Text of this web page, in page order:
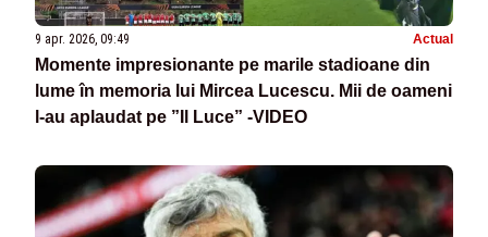
9 apr. 2026, 09:49 Actual
Momente impresionante pe marile stadioane din
lume în memoria lui Mircea Lucescu. Mii de oameni
l-au aplaudat pe ”Il Luce” -VIDEO